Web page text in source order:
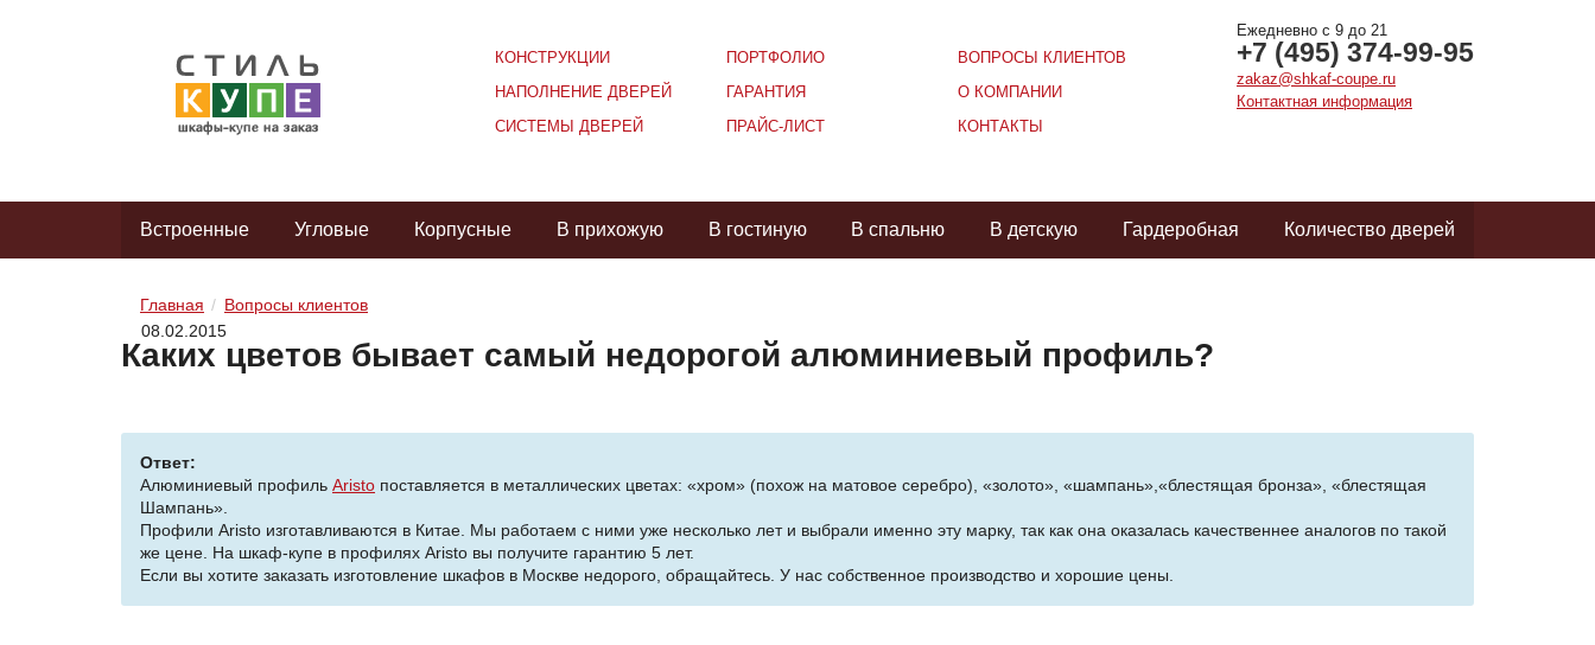
Ежедневно с 9 до 21
+7 (495) 374-99-95
zakaz@shkaf-coupe.ru
Контактная информация
КОНСТРУКЦИИ
НАПОЛНЕНИЕ ДВЕРЕЙ
СИСТЕМЫ ДВЕРЕЙ
ПОРТФОЛИО
ГАРАНТИЯ
ПРАЙС-ЛИСТ
ВОПРОСЫ КЛИЕНТОВ
О КОМПАНИИ
КОНТАКТЫ
Встроенные Угловые Корпусные В прихожую В гостиную В спальню В детскую Гардеробная Количество дверей
Главная
Вопросы клиентов
08.02.2015
Каких цветов бывает самый недорогой алюминиевый профиль?
Ответ:
Алюминиевый профиль Aristo поставляется в металлических цветах: «хром» (похож на матовое серебро), «золото», «шампань»,«блестящая бронза», «блестящая
Шампань».
Профили Aristo изготавливаются в Китае. Мы работаем с ними уже несколько лет и выбрали именно эту марку, так как она оказалась качественнее аналогов по такой
же цене. На шкаф-купе в профилях Aristo вы получите гарантию 5 лет.
Если вы хотите заказать изготовление шкафов в Москве недорого, обращайтесь. У нас собственное производство и хорошие цены.